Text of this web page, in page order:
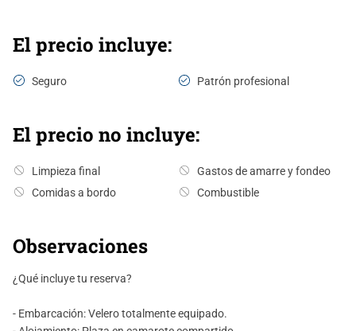
- Por la tarde buscaremos abrigo en el Puerto de L'Estartit o en un
- Puesta de sol y noche en un entorno privilegiado de la Costa
Día 3 · Domingo · Calas de la Costa Brava y regreso.
- Navegación de regreso hacia Barcelona.
- Parada en una cala de la Costa Brava para desayunar, bañarnos y
El precio incluye:
Seguro Patrón profesional
El precio no incluye:
Limpieza final
Gastos de amarre y fondeo
Comidas a bordo
Combustible
Observaciones
¿Qué incluye tu reserva?
- Embarcación: Velero totalmente equipado.